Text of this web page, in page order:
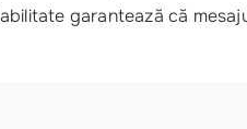
garantează că